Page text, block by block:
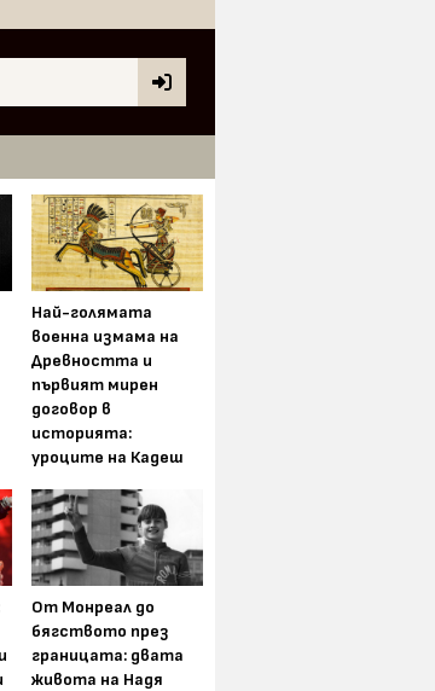
Най-голямата
военна измама на
Древността и
първият мирен
договор в
историята:
уроците на Кадеш
От Монреал до
бягството през
границата: двата
живота на Надя